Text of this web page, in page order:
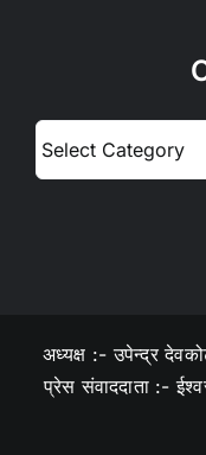
Categories
अध्यक्ष :- उपेन्द्र
प्रेस संवाददाता :-